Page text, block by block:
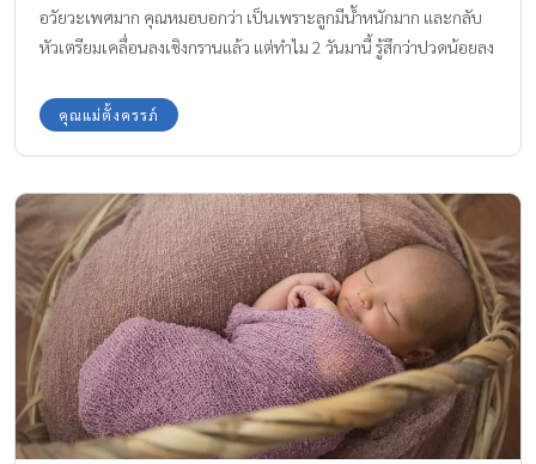
อวัยวะเพศมาก คุณหมอบอกว่า เป็นเพราะลูกมีน้ำหนักมาก และกลับ
หัวเตรียมเคลื่อนลงเชิงกรานแล้ว แต่ทำไม 2 วันมานี้ รู้สึกว่าปวดน้อยลง
คุณแม่ตั้งครรภ์